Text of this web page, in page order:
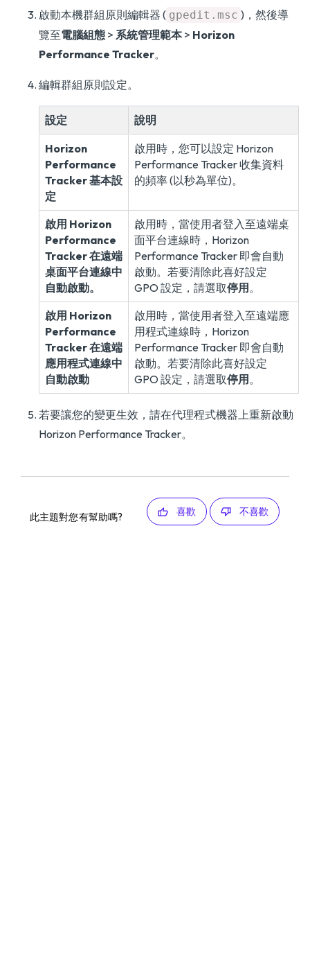
啟動本機群組原則編輯器 ( gpedit.msc )，然後導
覽至電腦組態 > 系統管理範本> Horizon
Performance Tracker。
編輯群組原則設定。
設定 說明
Horizon
Performance
Tracker 基本設
定
啟用時，您可以設定 Horizon
Performance Tracker 收集資料
的頻率 (以秒為單位)。
啟用 Horizon
Performance
Tracker 在遠端
桌面平台連線中
自動啟動。
啟用時，當使用者登入至遠端桌
面平台連線時，Horizon
Performance Tracker 即會自動
啟動。若要清除此喜好設定
GPO 設定，請選取停用 。
啟用 Horizon
Performance
Tracker 在遠端
應用程式連線中
自動啟動
啟用時，當使用者登入至遠端應
用程式連線時，Horizon
Performance Tracker 即會自動
啟動。若要清除此喜好設定
GPO 設定，請選取停用 。
若要讓您的變更生效，請在代理程式機器上重新啟動
Horizon Performance Tracker。
此主題對您有幫助嗎? 喜歡 不喜歡